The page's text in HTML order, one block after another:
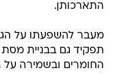
התארכותן.
מעבר להשפעתו על
תפקיד גם בבניית מסת
החומרים ובשמירה על